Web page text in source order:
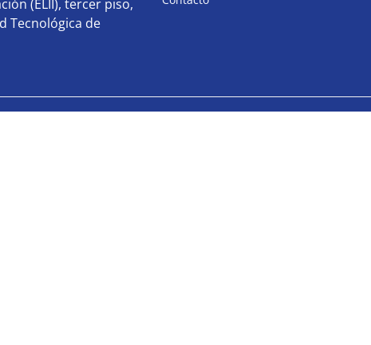
(ELII), tercer piso,
Tecnológica de